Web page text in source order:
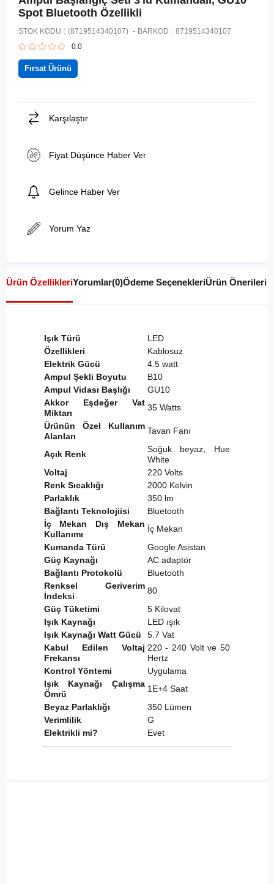
Spot Bluetooth Özellikli
STOK KODU (8719514340107) BARKOD : 8719514340107
0.0
Fırsat Ürünü
Karşılaştır
Fiyat Düşünce Haber Ver
Gelince Haber Ver
Yorum Yaz
Ürün ÖzellikleriYorumlar(0)Ödeme SeçenekleriÜrün Önerileri
Işık Türü
LED
Özellikleri
Kablosuz
Elektrik Gücü
4.5 watt
Ampul Şekli Boyutu
B10
Ampul Vidası Başlığı
GU10
Akkor Eşdeğer Vat
Miktarı
35 Watts
Ürünün Özel Kullanım
Alanları
Tavan Fanı
Açık Renk
Soğuk beyaz, Hue
White
Voltaj
220 Volts
Renk Sıcaklığı
2000 Kelvin
Parlaklık
350 lm
Bağlantı Teknolojiisi
Bluetooth
İç Mekan Dış Mekan
Kullanımı
İç Mekan
Kumanda Türü
Google Asistan
Güç Kaynağı
AC adaptör
Bağlantı Protokolü
Bluetooth
Renksel Geriverim
İndeksi
80
Güç Tüketimi
5 Kilovat
Işık Kaynağı
LED ışık
Işık Kaynağı Watt Gücü
5.7 Vat
Kabul Edilen Voltaj
Frekansı
220 - 240 Volt ve 50
Hertz
Kontrol Yöntemi
Uygulama
Işık Kaynağı Çalışma
Ömrü
1E+4 Saat
Beyaz Parlaklığı
350 Lümen
Verimlilik
G
Elektrikli mi?
Evet